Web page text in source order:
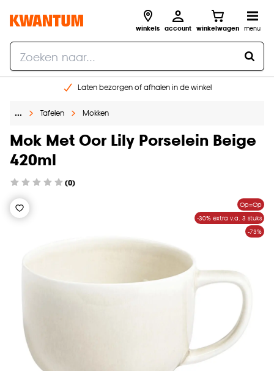
winkels account winkelwagen menu
Laten bezorgen of afhalen in de winkel
Gratis raam advies en inmeten aan huis
… Tafelen Mokken
Mok Met Oor Lily Porselein Beige
420ml
(0)
Op=Op
-30% extra v.a. 3 stuks
-73%